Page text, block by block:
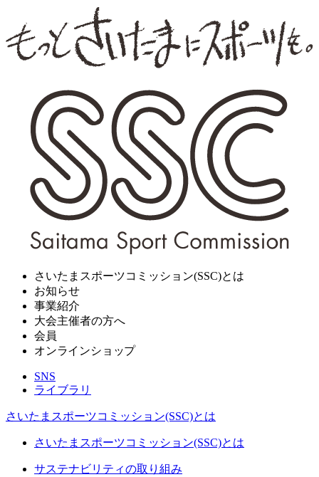
さいたまスポーツコミッション(SSC)とは
お知らせ
事業紹介
大会主催者の方へ
会員
オンラインショップ
SNS
ライブラリ
さいたまスポーツコミッション(SSC)とは
さいたまスポーツコミッション(SSC)とは
サステナビリティの取り組み